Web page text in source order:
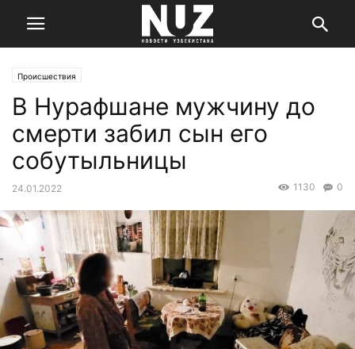
Происшествия
В Нурафшане мужчину до
смерти забил сын его
собутыльницы
24.01.2022 0
1130